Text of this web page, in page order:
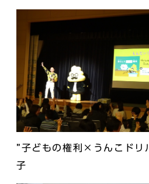
”子どもの権利×うんこドリ
子